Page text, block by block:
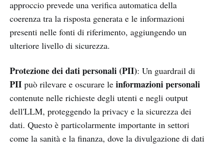
approccio prevede una verifica automatica della
coerenza tra la risposta generata e le informazioni
presenti nelle fonti di riferimento, aggiungendo un
ulteriore livello di sicurezza.
Protezione dei dati personali (PII): Un guardrail di
PII può rilevare e oscurare le informazioni personali
contenute nelle richieste degli utenti e negli output
dell'LLM, proteggendo la privacy e la sicurezza dei
dati. Questo è particolarmente importante in settori
come la sanità e la finanza, dove la divulgazione di dati